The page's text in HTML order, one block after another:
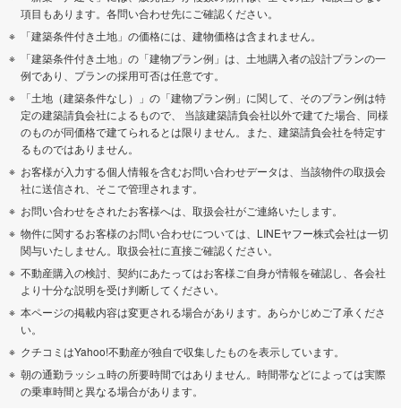
項目もあります。各問い合わせ先にご確認ください。
「建築条件付き土地」の価格には、建物価格は含まれません。
「建築条件付き土地」の「建物プラン例」は、土地購入者の設計プランの一
例であり、プランの採用可否は任意です。
「土地（建築条件なし）」の「建物プラン例」に関して、そのプラン例は特
定の建築請負会社によるもので、 当該建築請負会社以外で建てた場合、同様
のものが同価格で建てられるとは限りません。また、建築請負会社を特定す
るものではありません。
お客様が入力する個人情報を含むお問い合わせデータは、当該物件の取扱会
社に送信され、そこで管理されます。
お問い合わせをされたお客様へは、取扱会社がご連絡いたします。
物件に関するお客様のお問い合わせについては、LINEヤフー株式会社は一切
関与いたしません。取扱会社に直接ご確認ください。
不動産購入の検討、契約にあたってはお客様ご自身が情報を確認し、各会社
より十分な説明を受け判断してください。
本ページの掲載内容は変更される場合があります。あらかじめご了承くださ
い。
クチコミはYahoo!不動産が独自で収集したものを表示しています。
朝の通勤ラッシュ時の所要時間ではありません。時間帯などによっては実際
の乗車時間と異なる場合があります。